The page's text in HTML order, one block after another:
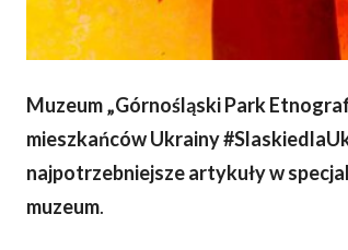
Muzeum „Górnośląski Park
mieszkańców Ukrainy
najpotrzebniejsze artykuły w
muzeum.